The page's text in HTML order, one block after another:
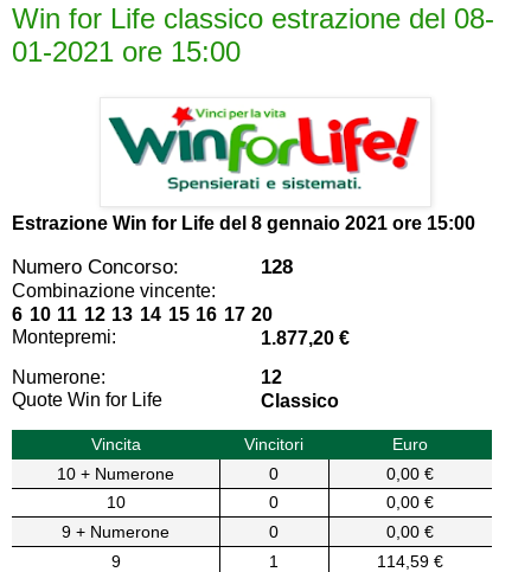
Win for Life classico estrazione del 08-
01-2021 ore 15:00
Estrazione Win for Life del 8 gennaio 2021 ore 15:00
Numero Concorso: 128
Combinazione vincente:
6 10 11 12 13 14 15 16 17 20
Montepremi:
1.877,20 €
Numerone:
12
Quote Win for Life
Classico
Vincita Vincitori
Euro
10 + Numerone
0
0,00 €
10
0
0,00 €
9 + Numerone
0
0,00 €
9
1
114,59 €